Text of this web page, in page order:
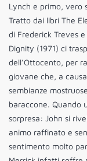
Lynch e primo, vero
Tratto dai libri The
di Frederick Treves
Dignity (1971) ci
dell’Ottocento, per
giovane che, a
sembianze
baraccone. Quando
sorpresa: John si
animo raffinato e
sentimento molto